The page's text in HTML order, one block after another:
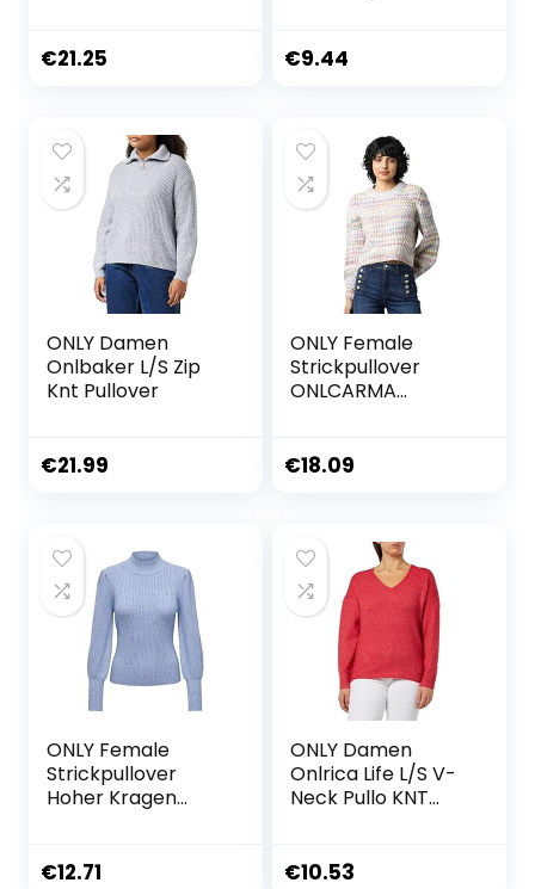
€21.25 €9.44
ONLY Damen
Onlbaker L/S Zip
Knt Pullover
€21.99
ONLY Female
Strickpullover
ONLCARMA
€18.09
ONLY Female
Strickpullover
Hoher Kragen
€12.71
ONLY Damen
Onlrica Life L/S V-
Neck Pullo KNT
€10.53